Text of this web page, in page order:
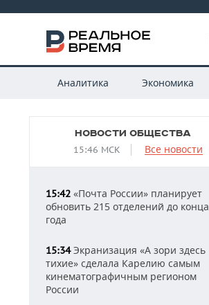
Аналитика Экономика
НОВОСТИ ОБЩЕСТВА
15:46 МСК Все новости
15:42 «Почта России» планирует
обновить 215 отделений до конца
года
15:34Экранизация «А зори здесь
тихие» сделала Карелию самым
кинематографичным регионом
России